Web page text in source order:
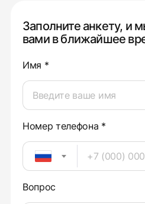
Заполните анкету, и
вами в ближайшее
Имя *
Номер телефона *
Вопрос